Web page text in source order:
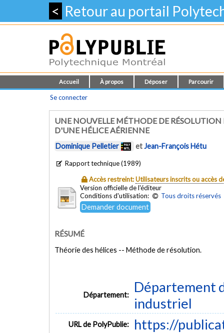
< Retour au portail
Accueil À propos Déposer Parcourir
Se connecter
UNE NOUVELLE MÉTHODE DE
D'UNE HÉLICE AÉRIENNE
Dominique Pelletier etJean-François Hétu
Rapport technique (1989)
Accès restreint:Utilisateurs inscrits ou accès
Version officielle de l'éditeur
Conditions d'utilisation:
Tous droits réservés
Demander document
RÉSUMÉ
Théorie des hélices -- Méthode de résolution.
Département:
Département
industriel
URL de PolyPublie: https://